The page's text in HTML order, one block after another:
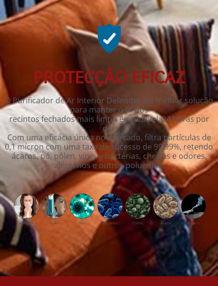
PROTECÇÃO EFICAZ
O Purificador de Ar Interior Defender é a melhor solução
para manter o ar dos
recintos fechados mais limpo e saudável, 24 horas por
dia.
Com uma eficácia única no mercado, filtra partículas de
0,1 mícron com uma taxa de sucesso de 99,99%, retendo
ácaros, pó, pólen, vírus e bactérias, cheiros e odores,
alérgenos e outros poluentes.